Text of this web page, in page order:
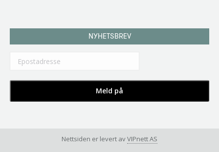
NYHETSBREV
Nettsiden er levert avVIPnett AS